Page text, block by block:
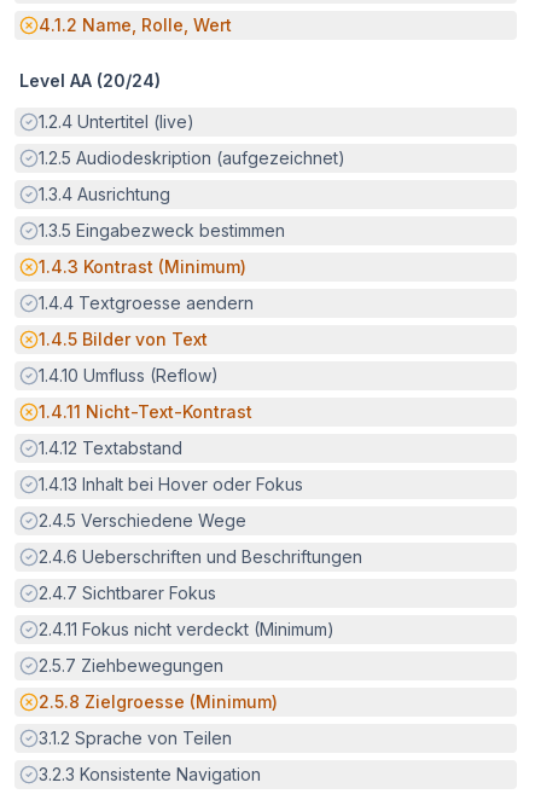
Potenzielle Barriere:
4.1.2 Name, Rolle, Wert
Level AA (20/24)
Erfüllt:
1.2.4 Untertitel (live)
Erfüllt:
1.2.5 Audiodeskription (aufgezeichnet)
Erfüllt:
1.3.4 Ausrichtung
Erfüllt:
1.3.5 Eingabezweck bestimmen
Potenzielle Barriere:
1.4.3 Kontrast (Minimum)
Erfüllt:
1.4.4 Textgroesse aendern
Potenzielle Barriere:
1.4.5 Bilder von Text
Erfüllt:
1.4.10 Umfluss (Reflow)
Potenzielle Barriere:
1.4.11 Nicht-Text-Kontrast
Erfüllt:
1.4.12 Textabstand
Erfüllt:
1.4.13 Inhalt bei Hover oder Fokus
Erfüllt:
2.4.5 Verschiedene Wege
Erfüllt:
2.4.6 Ueberschriften und Beschriftungen
Erfüllt:
2.4.7 Sichtbarer Fokus
Erfüllt:
2.4.11 Fokus nicht verdeckt (Minimum)
Erfüllt:
2.5.7 Ziehbewegungen
Potenzielle Barriere:
2.5.8 Zielgroesse (Minimum)
Erfüllt:
3.1.2 Sprache von Teilen
Erfüllt:
3.2.3 Konsistente Navigation